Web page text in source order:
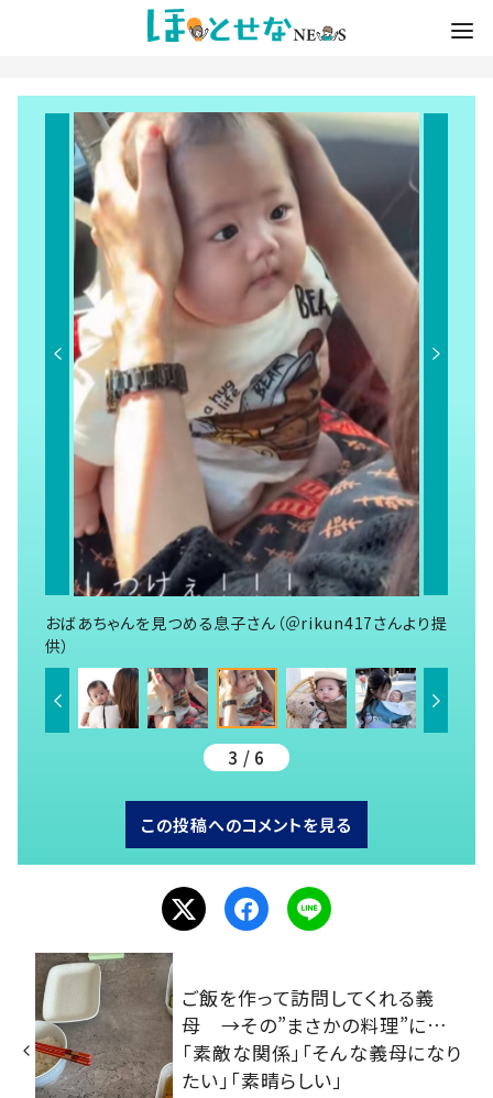
おばあちゃんを見つめる息子さん（＠rikun417さんより提
供）
3 / 6
この投稿へのコメントを見る
ご飯を作って訪問してくれる義
母 →その”まさかの料理”に…
「素敵な関係」「そんな義母になり
たい」「素晴らしい」